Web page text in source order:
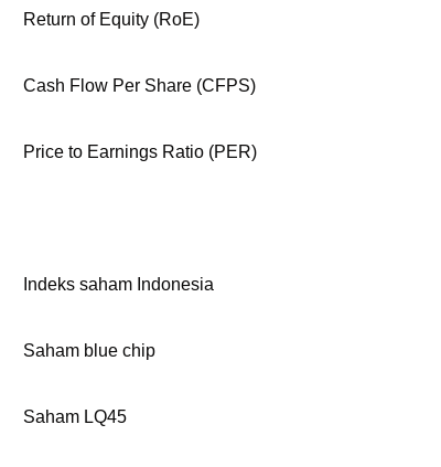
Return of Equity (RoE)
Cash Flow Per Share (CFPS)
Price to Earnings Ratio (PER)
Indeks saham Indonesia
Saham blue chip
Saham LQ45